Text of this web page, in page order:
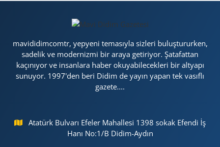
mavididimcomtr, yepyeni temasıyla sizleri buluştururken,
sadelik ve modernizmi bir araya getiriyor. Şatafattan
kaçınıyor ve insanlara haber okuyabilecekleri bir altyapı
sunuyor. 1997'den beri Didim de yayın yapan tek vasıflı
gazete....
Atatürk Bulvarı Efeler Mahallesi 1398 sokak Efendi İş
Hanı No:1/B Didim-Aydın